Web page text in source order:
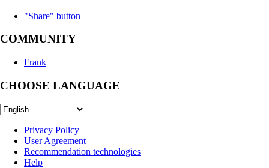
"Share" button
COMMUNITY
Frank
CHOOSE LANGUAGE
Privacy Policy
User Agreement
Recommendation technologies
Help